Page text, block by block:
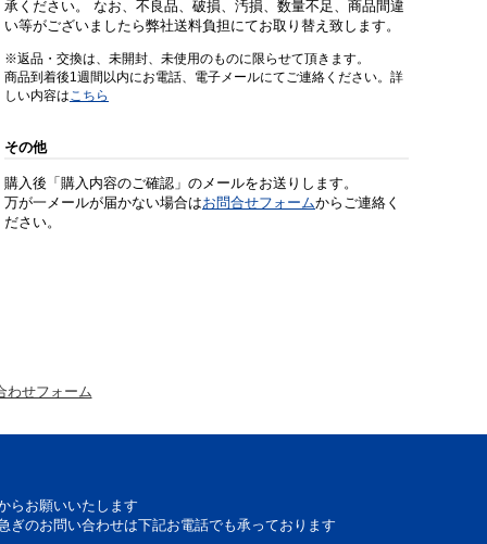
承ください。 なお、不良品、破損、汚損、数量不足、商品間違
い等がございましたら弊社送料負担にてお取り替え致します。
※返品・交換は、未開封、未使用のものに限らせて頂きます。
商品到着後1週間以内にお電話、電子メールにてご連絡ください。詳
しい内容はこちら
その他
購入後「購入内容のご確認」のメールをお送りします。
万が一メールが届かない場合はお問合せフォームからご連絡く
ださい。
わせフォーム
らお願いいたします
ぎのお問い合わせは下記お電話でも承っております